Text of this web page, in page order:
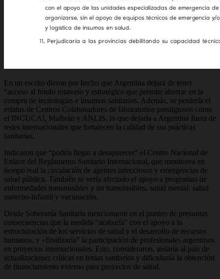
En un escrito dieron por hecho que Argentina dejará de tener
“acceso al fondo rotatorio y estratégico que permite ahorrar en la
compra de tecnologías e insumos sanitarios. Además, se perdería el
estatus de Centros Colaboradores de laboratorios prestigiosos como
el INCUCAI, Malbrán y ANLIS, lo que dejaría a Argentina fuera de
redes internacionales que fortalecen la calidad de sus prácticas
sanitarias.
Indicaron que “podría llegar a desaparecer” el Centro Nacional de
Enlace del Reglamento Sanitario Internacional, que monitorea en
tiempo real la circulación de agentes infecciosos y emergencias de
salud pública. También se vería afectado el apoyo a programas de
enfermedades transmisibles y no transmisibles, salud mental, salud
materno-infantil y vacunación.
Desde Soberanía Sanitaria mencionaron en el punteo de presuntas
consecuencias que la medida “acabaría” con el apoyo a la
estructuración de los servicios de salud y el desarrollo de recursos
humanos, y «finalizaría” la participación de profesionales argentinos
en proyectos internacionales. Esto, consideraron, aislaría al país de
actualizaciones críticas en temas sanitarios y dificultaría la obtención
de financiamiento externo para proyectos de salud.